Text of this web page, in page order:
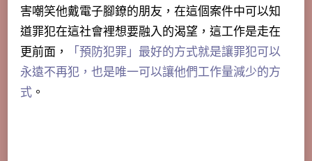
害嘲笑他戴電子腳鐐的朋友，在這個案件中可以知
道罪犯在這社會裡想要融入的渴望，這工作是走在
更前面，
「預防犯罪」最好的方式就是讓罪犯可以
永遠不再犯，也是唯一可以讓他們工作量減少的方
式 。